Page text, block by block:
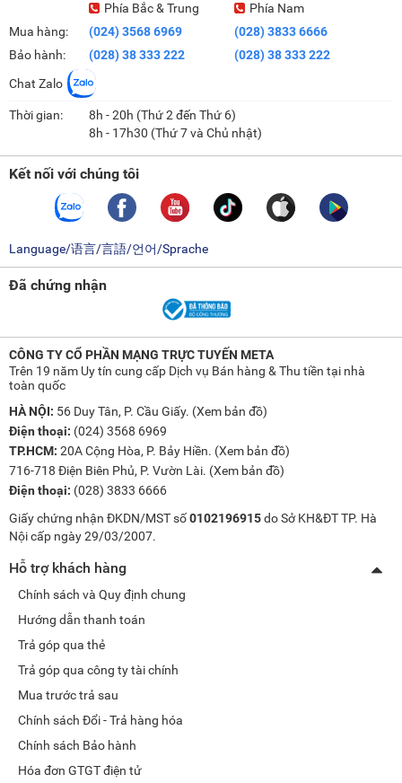
: Loại balo này thường có giá đắt hơn so với dòng balo đeo
vai truyền thống. Khi di chuyển, bé sẽ sử dụng cần và kéo balo theo.
Balo kéo không tác dụng trực tiếp đến hệ xương của bé, cũng khá dễ
để sử dụng nên ngày càng được nhiều bậc phụ huynh chọn lựa.
Balo truyền thống
mức giá rẻ hơn so với balo kéo.
Đặc điểm chung của các loại balo cho bé
Độ tuổi đi nhà trẻ của bé có thể bắt đầu từ khi 6 tháng tới 5 tuổi.
Tuy nhiên, hầu hết các dòng balo cho bé lại chỉ được thiết kế để
phù hợp cho trẻ từ 3 đến 5 tuổi sử dụng.
Với các bé nhỏ hơn, trang bị balo vẫn cần thiết, thế nhưng hầu hết
đón trẻ thực hiện.
Balo cho trẻ mẫu giáo cũng vẫn giống với những chiếc balo khác,
có quai xách, quai đeo 2 bên và được trang bị nhiều ngăn đựng.
Kiểu dáng và màu sắc sẽ là yếu tố hàng đầu mà các hãng sản
xuất chú trọng, bởi với các bé mẫu giáo, một chiếc balo với hình
thù ngộ nghĩnh đáng yêu sẽ giúp các con có thêm hứng thú mỗi
khi đến lớp.
Ngoài ra, chất liệu cũng là yếu tố được các hãng quan tâm chú ý.
Các chất liệu thường rất nhẹ nhằm giảm thiểu tối đa trọng lượng
lên cơ thể của bé.
Kinh nghiệm lựa chọn balo cho bé an toàn và phù hợp
Chọn balo theo thiết kế
Balo cho bé mẫu giáo thường dùng để đựng quần áo, sữa vì thế cũng
không nên chọn loại quá nhiều ngăn, đặc biệt là những ngăn nhỏ bởi
nó sẽ khó để bé có thể sử dụng.
Ngoài ra, nên chú ý chọn những chiếc balo có chất liệu siêu nhẹ và
chống nước.
Chọn balo theo sở thích của bé
Đây nên là ưu tiên hàng đầu khi đưa ra quyết định mua, bởi balo sẽ
hơn mỗi khi đến lớp.
Chọn balo theo thương hiệu
Một thương hiệu uy tín, đáng tin cậy sẽ là nguồn cung cấp cho bạn
những mẫu balo chất lượng, an toàn đối với sức khỏe của bé.
Một vài gợi ý cho bạn như:
Mua hàng:
Bảo hành:
Phía Bắc & Trung
(024) 3568 6969
(028) 38 333 222
Phía Nam
(028) 3833 6666
(028) 38 333 222
Chat Zalo
Thời gian:
8h - 20h (Thứ 2 đến Thứ 6)
8h - 17h30 (Thứ 7 và Chủ nhật)
Kết nối với chúng tôi
Language/语言/言語/언어/Sprache
Đã chứng nhận
CÔNG TY CỔ PHẦN MẠNG TRỰC TUYẾN META
Trên 19 năm Uy tín cung cấp Dịch vụ Bán hàng & Thu tiền tại nhà
toàn quốc
HÀ NỘI: 56 Duy Tân, P. Cầu Giấy. (Xem bản đồ)
Điện thoại: (024) 3568 6969
TP.HCM: 20A Cộng Hòa, P. Bảy Hiền. (Xem bản đồ)
716-718 Điện Biên Phủ, P. Vườn Lài. (Xem bản đồ)
Điện thoại: (028) 3833 6666
Giấy chứng nhận ĐKDN/MST số0102196915do Sở KH&ĐT TP. Hà
Nội cấp ngày 29/03/2007.
Hỗ trợ khách hàng
Chính sách và Quy định chung
Hướng dẫn thanh toán
Trả góp qua thẻ
Trả góp qua công ty tài chính
Mua trước trả sau
Chính sách Đổi - Trả hàng hóa
Chính sách Bảo hành
Hóa đơn GTGT điện tử